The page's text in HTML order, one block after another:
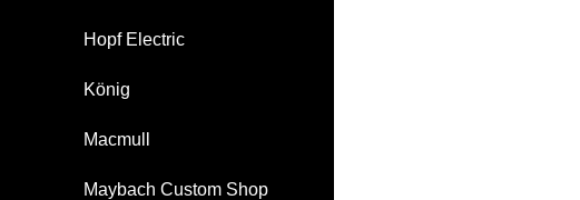
Hopf Electric
König
Macmull
Maybach Custom Shop